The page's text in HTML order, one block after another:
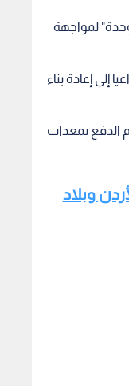
لمواجهة
إلى إعادة بناء
حيث أتت النيران على 500 هكتار خلال 24 ساعة، وتم الدفع بمعدات
وبلاد